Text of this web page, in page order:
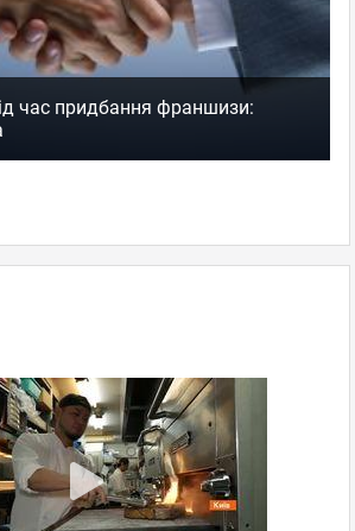
час придбання франшизи: